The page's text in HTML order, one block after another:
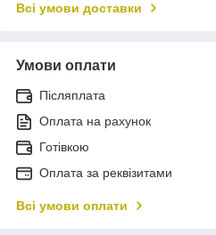
Всі умови доставки
Умови оплати
Післяплата
Оплата на рахунок
Готівкою
Оплата за реквізитами
Всі умови оплати